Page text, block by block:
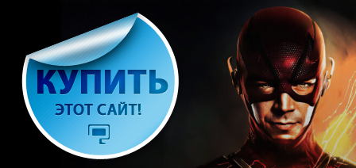
содержимому